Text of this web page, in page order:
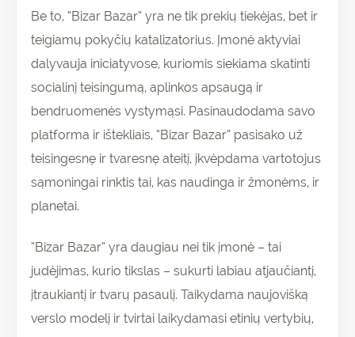
Be to, “Bizar Bazar” yra ne tik prekių tiekėjas, bet ir
teigiamų pokyčių katalizatorius. Įmonė aktyviai
dalyvauja iniciatyvose, kuriomis siekiama skatinti
socialinį teisingumą, aplinkos apsaugą ir
bendruomenės vystymąsi. Pasinaudodama savo
platforma ir ištekliais, “Bizar Bazar” pasisako už
teisingesnę ir tvaresnę ateitį, įkvėpdama vartotojus
sąmoningai rinktis tai, kas naudinga ir žmonėms, ir
planetai.
“Bizar Bazar” yra daugiau nei tik įmonė – tai
judėjimas, kurio tikslas – sukurti labiau atjaučiantį,
įtraukiantį ir tvarų pasaulį. Taikydama naujovišką
verslo modelį ir tvirtai laikydamasi etinių vertybių,